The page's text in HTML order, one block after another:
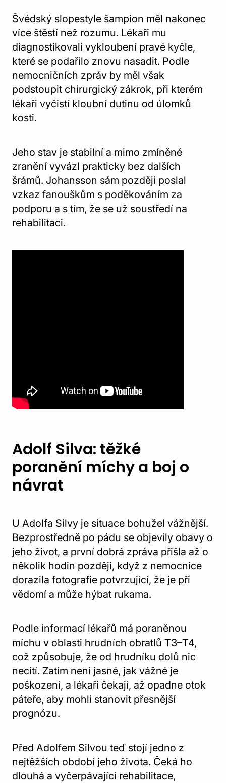
Švédský slopestyle šampion měl nakonec
více štěstí než rozumu. Lékaři mu
diagnostikovali vykloubení pravé kyčle,
které se podařilo znovu nasadit. Podle
nemocničních zpráv by měl však
podstoupit chirurgický zákrok, při kterém
lékaři vyčistí kloubní dutinu od úlomků
kosti.
Jeho stav je stabilní a mimo zmíněné
zranění vyvázl prakticky bez dalších
šrámů. Johansson sám později poslal
vzkaz fanouškům s poděkováním za
podporu a s tím, že se už soustředí na
rehabilitaci.
Adolf Silva: těžké
poranění míchy a boj o
návrat
U Adolfa Silvy je situace bohužel vážnější.
Bezprostředně po pádu se objevily obavy o
jeho život, a první dobrá zpráva přišla až o
několik hodin později, když z nemocnice
dorazila fotografie potvrzující, že je při
vědomí a může hýbat rukama.
Podle informací lékařů má poraněnou
míchu v oblasti hrudních obratlů T3–T4,
což způsobuje, že od hrudníku dolů nic
necítí. Zatím není jasné, jak vážné je
poškození, a lékaři čekají, až opadne otok
páteře, aby mohli stanovit přesnější
prognózu.
Před Adolfem Silvou teď stojí jedno z
nejtěžších období jeho života. Čeká ho
dlouhá a vyčerpávající rehabilitace,